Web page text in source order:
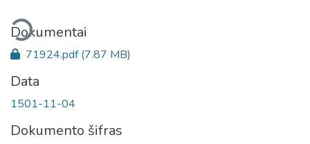
Dokumentai
71924.pdf(7.87 MB)
Data
1501-11-04
Dokumento šifras